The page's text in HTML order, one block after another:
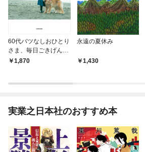
60代バツなしおひとり
さま、毎日ごきげん暮
らし1,870
永遠の夏休み
1,430
実業之日本社のおすすめ本